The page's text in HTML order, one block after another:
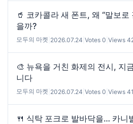
🥤 코카콜라 새 폰트, 왜 “말보
을까?
모두의 마켓 2026.07.24 Votes 0 Views
🎨 뉴욕을 거친 화제의 전시, 지
니다
모두의 마켓 2026.07.24 Votes 0 Views 41
🍴 식탁 포크로 발바닥을… 카니